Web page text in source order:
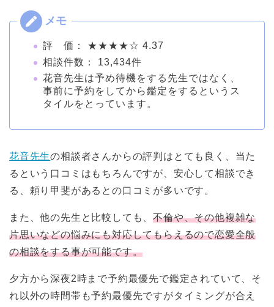
評 価： ★★★★☆ 4.37
相談件数： 13,434件
花音先生は予め待機をする先生ではなく、
事前に予約をしてから鑑定をするというス
タイルをとっています。
花音先生の相談者さんからの評判はとても良く、当た
るという口コミはもちろんですが、安心して相談でき
る、頼り甲斐があるとの口コミが多いです。
また、他の先生と比較しても、不倫や、その他複雑な
片思いなどの悩みにも対応してもらえるので恋愛全般
の相談をする事が可能です。
夕方から深夜2時まで予約最優先で鑑定されていて、そ
れ以外の時間帯も予約最優先ですがタイミングが合え